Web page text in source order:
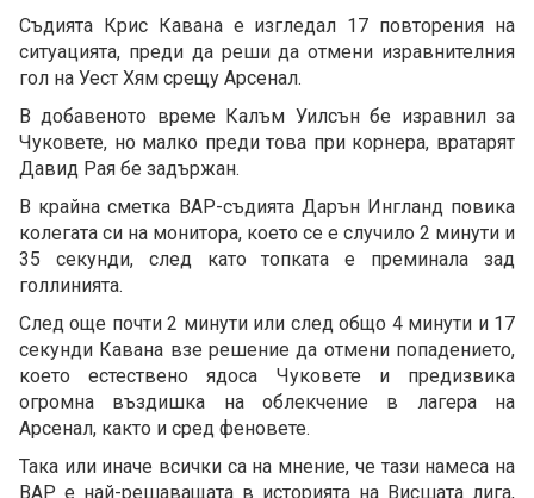
Съдията Крис Кавана е изгледал 17 повторения на
ситуацията, преди да реши да отмени изравнителния
гол на Уест Хям срещу Арсенал.
В добавеното време Калъм Уилсън бе изравнил за
Чуковете, но малко преди това при корнера, вратарят
Давид Рая бе задържан.
В крайна сметка ВАР-съдията Дарън Ингланд повика
колегата си на монитора, което се е случило 2 минути и
35 секунди, след като топката е преминала зад
голлинията.
След още почти 2 минути или след общо 4 минути и 17
секунди Кавана взе решение да отмени попадението,
което естествено ядоса Чуковете и предизвика
огромна въздишка на облекчение в лагера на
Арсенал, както и сред феновете.
Така или иначе всички са на мнение, че тази намеса на
ВАР е най-решаващата в историята на Висшата лига,